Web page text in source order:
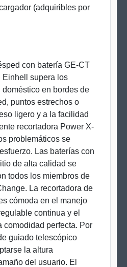
(adquiribles por
con batería GE-CT
Einhell supera los
en bordes de
puntos estrechos o
ligero y a la facilidad
recortadora Power X-
problemáticos se
Las baterías con
de alta calidad se
todos los miembros de
La recortadora de
cómoda en el manejo
continua y el
comodidad perfecta. Por
guiado telescópico
la altura
del usuario. El